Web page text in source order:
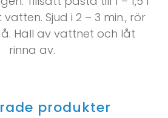
Sjud i 2 – 3 min., rör
Häll av vattnet och låt
rinna av.
produkter